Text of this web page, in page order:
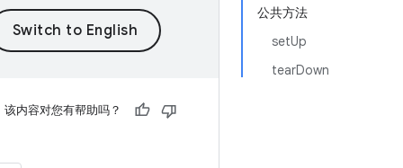
公共方法
setUp
tearDown
该内容对您有帮助吗？